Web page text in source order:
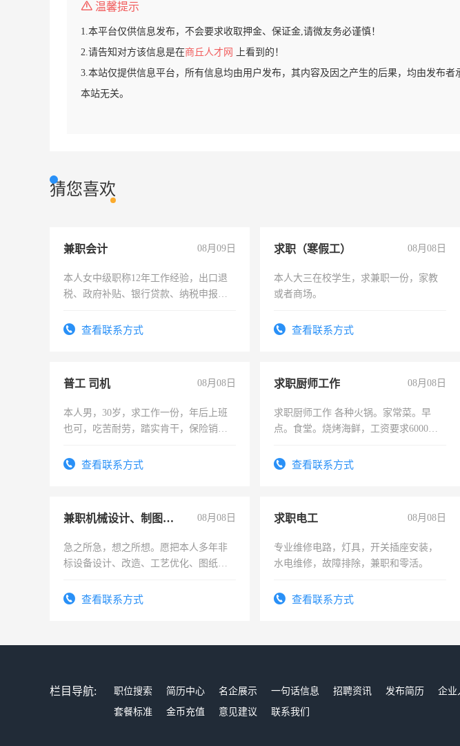
温馨提示
1.本平台仅供信息发布，不会要求收取押金、保证金,请微友务必谨慎！
2.请告知对方该信息是在商丘人才网
上看到的！
3.本站仅提供信息平台，所有信息均由用户发布，其内容及因之产生的后果，均由发布者
本站无关。
猜您喜欢
兼职会计 08月09日
本人女中级职称12年工作经验，出口退
税、政府补贴、银行贷款、纳税申报、
务，财务咨询等业务。欲求兼职会计工
查看联系方式
求职（寒假工） 08月08日
本人大三在校学生，求兼职一份，家教
或者商场。
查看联系方式
普工 司机 08月08日
本人男，30岁，求工作一份，年后上班
也可，吃苦耐劳，踏实肯干，保险销售
查看联系方式
求职厨师工作 08月08日
求职厨师工作 各种火锅。家常菜。早
点。食堂。烧烤海鲜，工资要求6000以
查看联系方式
兼职机械设计、制图、设备改造 08月08日
急之所急，想之所想。愿把本人多年非
标设备设计、改造、工艺优化、图纸制
结识有识之士，共享未来。
查看联系方式
求职电工 08月08日
专业维修电路，灯具，开关插座安装，
水电维修，故障排除，兼职和零活。
查看联系方式
栏目导航: 职位搜索 简历中心 名企展示 一句话信息 招聘资讯 发布简历 企业
套餐标准
金币充值 意见建议 联系我们